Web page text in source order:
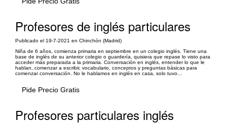
Profesores de inglés particulares
Publicado el 19-7-2021 en Chinchón (Madrid)
Niña de 6 años, comienza primaria en septiembre en un colegio inglés. Tiene una
base de inglés de su anterior colegio o guardería, quisiera que repase lo visto para
acceder más preparada a la primaria. Conversación en inglés, entender lo que le
hablan, comenzar a escribir, vocabulario, conceptos y preguntas básicas para
comenzar conversación. No le hablamos en inglés en casa, solo tuvo...
Pide Precio Gratis
Profesores particulares inglés